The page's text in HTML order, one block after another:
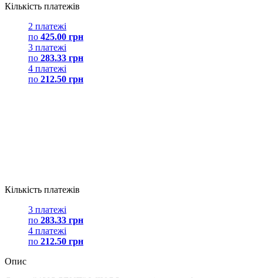
Кількість платежів
2 платежі
по 425.00 грн
3 платежі
по 283.33 грн
4 платежі
по 212.50 грн
Кількість платежів
3 платежі
по 283.33 грн
4 платежі
по 212.50 грн
Опис